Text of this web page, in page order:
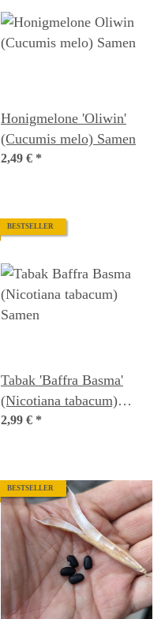
Honigmelone 'Oliwin'
(Cucumis melo) Samen
2,49 € *
BESTSELLER
Tabak 'Baffra Basma'
(Nicotiana tabacum)
Samen
2,99 € *
BESTSELLER